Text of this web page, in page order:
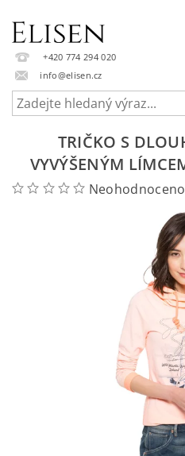
+420 774 294 020
info@elisen.cz
TRIČKO S
VYVÝŠENÝM
Neohodnoceno